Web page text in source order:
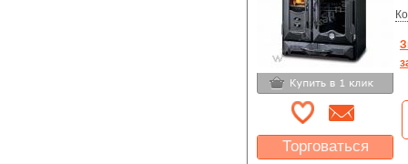
Топливо: Дрова, Уголь
Шибер (Кагла): Нет
Торговаться